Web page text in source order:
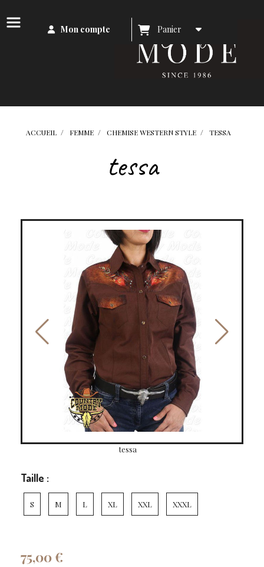
Mon compte Panier
ACCUEIL FEMME CHEMISE WESTERN STYLE TESSA
tessa
tessa
Taille :
S M L XL XXL XXXL
75,00€